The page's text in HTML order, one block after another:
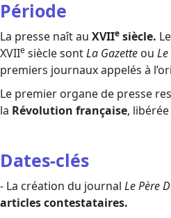
Période
La presse naît au XVIIe siècle.
XVIIe siècle sontLa Gazette ou
premiers journaux appelés à
Le premier organe de presse
la Révolution française,
Dates-clés
- La création du journal Le Père
articles contestataires.